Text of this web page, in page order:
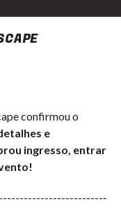
confirmou o
e
ingresso, entrar